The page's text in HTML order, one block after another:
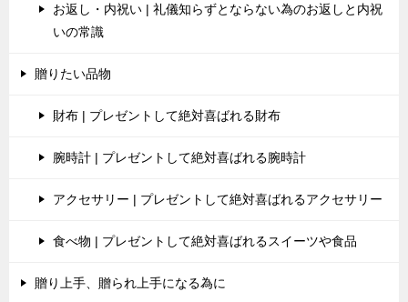
お返し・内祝い | 礼儀知らずとならない為のお返しと内祝
いの常識
贈りたい品物
財布 | プレゼントして絶対喜ばれる財布
腕時計 | プレゼントして絶対喜ばれる腕時計
アクセサリー | プレゼントして絶対喜ばれるアクセサリー
食べ物 | プレゼントして絶対喜ばれるスイーツや食品
贈り上手、贈られ上手になる為に